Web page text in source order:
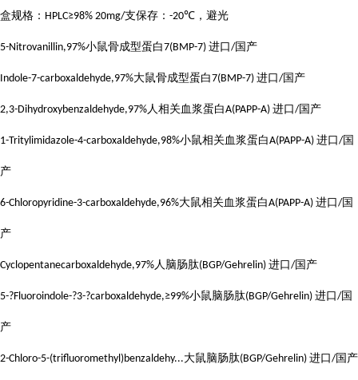
盒规格： HPLC≥98% 20mg/支保存： -20℃ ，避光
5-Nitrovanillin,97%小鼠骨成型蛋白7(BMP-7) 进口 /国产
Indole-7-carboxaldehyde,97%大鼠骨成型蛋白7(BMP-7) 进口 /国产
2,3-Dihydroxybenzaldehyde,97%人相关血浆蛋白A(PAPP-A) 进口 /国产
1-Tritylimidazole-4-carboxaldehyde,98%小鼠相关血浆蛋白A(PAPP-A) 进口 /国
产
6-Chloropyridine-3-carboxaldehyde,96%大鼠相关血浆蛋白A(PAPP-A) 进口 /国
产
Cyclopentanecarboxaldehyde,97%人脑肠肽(BGP/Gehrelin) 进口 /国产
5-?Fluoroindole-?3-?carboxaldehyde,≥99%小鼠脑肠肽(BGP/Gehrelin) 进口 /国
产
2-Chloro-5-(trifluoromethyl)benzaldehy...大鼠脑肠肽(BGP/Gehrelin) 进口 /国产